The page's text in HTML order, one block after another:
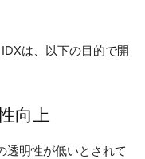
は、以下の目的で開
向上
透明性が低いとされて